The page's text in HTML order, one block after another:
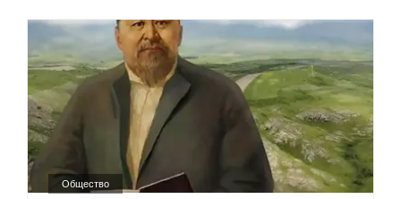
Общество